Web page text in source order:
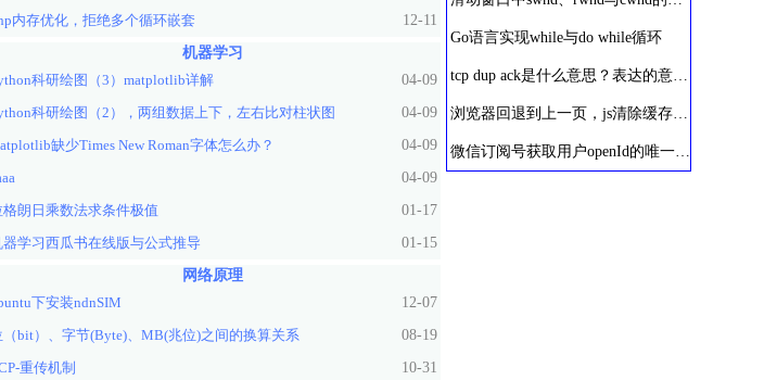
内存优化，拒绝多个循环嵌套
12-11
机器学习
科研绘图（3）matplotlib详解
04-09
科研绘图（2），两组数据上下，左右比对柱状图
04-09
缺少Times New Roman字体怎么办？
04-09
04-09
格朗日乘数法求条件极值
01-17
器学习西瓜书在线版与公式推导
01-15
网络原理
下安装ndnSIM
12-07
（bit）、字节(Byte)、MB(兆位)之间的换算关系
08-19
重传机制
10-31
Go语言实现while与do while循环
tcp dup ack是什么意思？表达的意义是什么？
浏览器回退到上一页，js清除缓存刷新历史页面
微信订阅号获取用户openId的唯一方法